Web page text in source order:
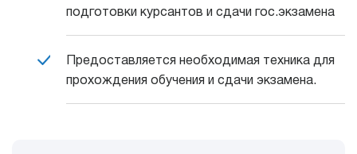
подготовки курсантов и сдачи гос.экзамена
Предоставляется необходимая техника для
прохождения обучения и сдачи экзамена.